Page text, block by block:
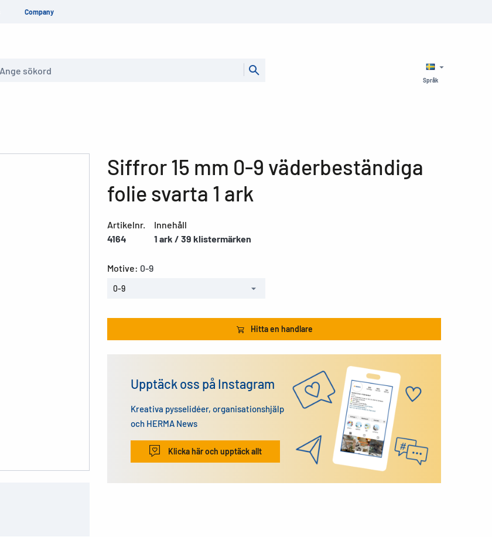
Company
Språk
Siffror 15 mm 0-9 väderbeständiga
folie svarta 1 ark
Artikelnr.
4164
Innehåll
1 ark / 39 klistermärken
Motive: 0-9
0-9
Hitta en handlare
Upptäck oss på Instagram
Kreativa pysselidéer, organisationshjälp
och HERMA News
Klicka här och upptäck allt